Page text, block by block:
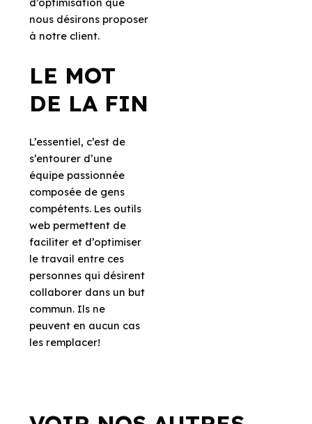
nous désirons proposer
à notre client.
LE MOT
DE LA FIN
L’essentiel, c’est de
s’entourer d’une
équipe passionnée
composée de gens
compétents. Les outils
web permettent de
faciliter et d’optimiser
le travail entre ces
personnes qui désirent
collaborer dans un but
commun. Ils ne
peuvent en aucun cas
les remplacer!